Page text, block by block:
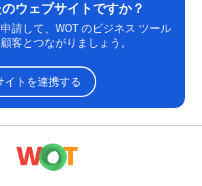
ウェブサイトですか？
請して、WOT のビジネス ツール
客とつながりましょう。
イトを連携する